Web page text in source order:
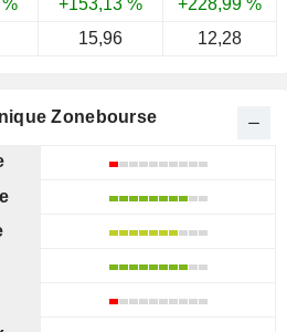
+153,13 %
+228,99 %
15,96 12,28
Zonebourse